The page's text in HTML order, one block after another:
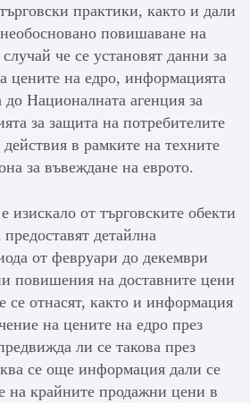
практики, както и дали
повишаване на
че се установят данни за
цените на едро, информацията
Националната агенция за
за защита на потребителите
в рамките на техните
за въвеждане на еврото.
изискало от търговските обекти
детайлна
от февруари до декември
повишения на доставните цени
се отнасят, както и информация
на цените на едро през
ли се такова през
се още информация дали се
на крайните продажни цени в